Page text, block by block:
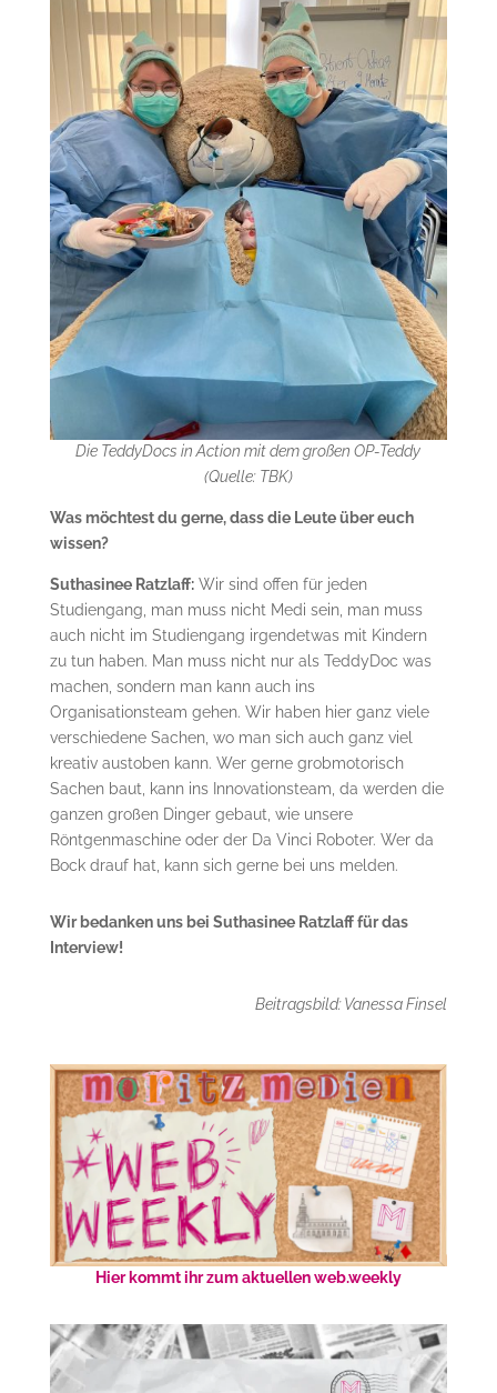
Die TeddyDocs in Action mit dem großen OP-Teddy
(Quelle: TBK)
Was möchtest du gerne, dass die Leute über euch
wissen?
Suthasinee Ratzlaff:Wir sind offen für jeden
Studiengang, man muss nicht Medi sein, man muss
auch nicht im Studiengang irgendetwas mit Kindern
zu tun haben. Man muss nicht nur als TeddyDoc was
machen, sondern man kann auch ins
Organisationsteam gehen. Wir haben hier ganz viele
verschiedene Sachen, wo man sich auch ganz viel
kreativ austoben kann. Wer gerne grobmotorisch
Sachen baut, kann ins Innovationsteam, da werden die
ganzen großen Dinger gebaut, wie unsere
Röntgenmaschine oder der Da Vinci Roboter. Wer da
Bock drauf hat, kann sich gerne bei uns melden.
Wir bedanken uns bei Suthasinee Ratzlaff für das
Interview!
Beitragsbild: Vanessa Finsel
Hier kommt ihr zum aktuellen web.weekly